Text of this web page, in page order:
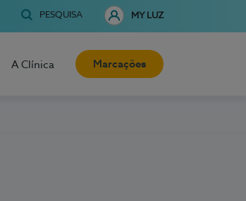
PESQUISA MY LUZ
A Clínica Marcações